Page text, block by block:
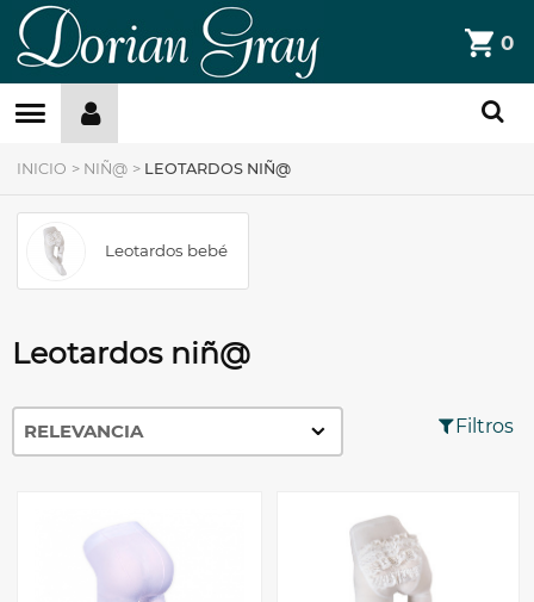
DorianGray
0
Filtros »
INICIO > NIÑ@ > LEOTARDOS NIÑ@
Leotardos bebé
Leotardos niñ@
Filtros